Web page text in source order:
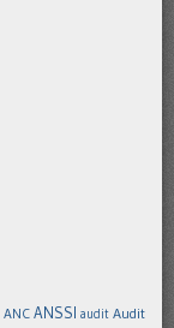
ANC ANSSI audit Audit